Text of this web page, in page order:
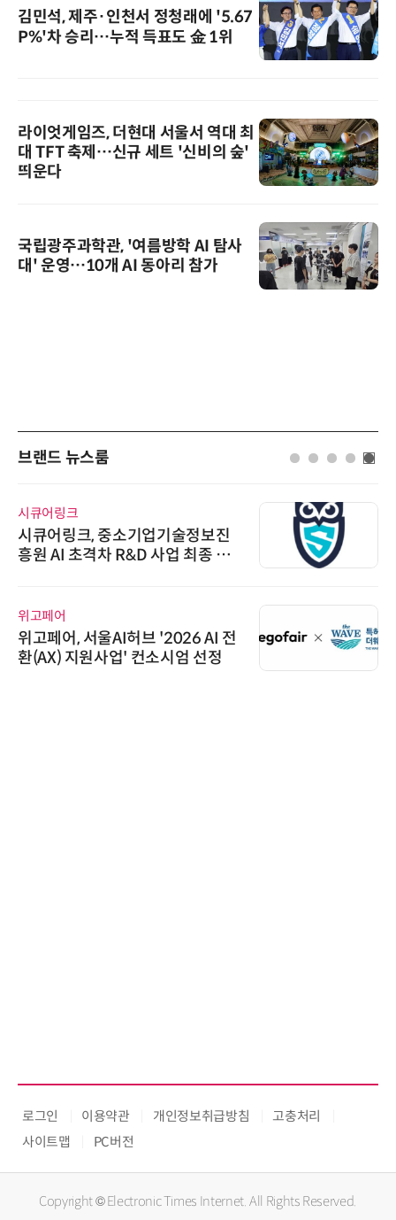
김민석, 제주·인천서 정청래에 '5.67
P%'차 승리…누적 득표도 金 1위
라이엇게임즈, 더현대 서울서 역대 최
대 TFT 축제…신규 세트 '신비의 숲'
띄운다
국립광주과학관, '여름방학 AI 탐사
대' 운영…10개 AI 동아리 참가
브랜드 뉴스룸
시큐어링크
시큐어링크, 중소기업기술정보진
흥원 AI 초격차 R&D 사업 최종 선
위고페어
위고페어, 서울AI허브 '2026 AI 전
환(AX) 지원사업' 컨소시엄 선정
로그인 이용약관 개인정보취급방침
고충처리
사이트맵
PC버전
Copyright © Electronic Times Internet. All Rights Reserved.